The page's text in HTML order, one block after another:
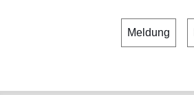
Meldung